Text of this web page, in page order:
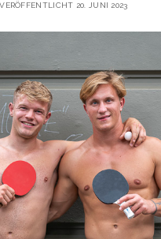
VERÖFFENTLICHT 20. JUNI 2023